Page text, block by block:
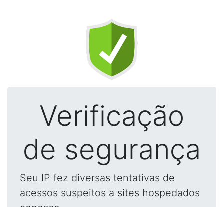
Verificação
de segurança
Seu IP fez diversas tentativas de
acessos suspeitos a sites hospedados